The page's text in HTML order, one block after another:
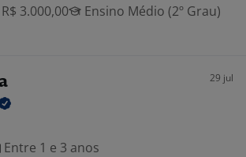
3.000,00
Ensino Médio (2º Grau)
29 jul
Entre 1 e 3 anos